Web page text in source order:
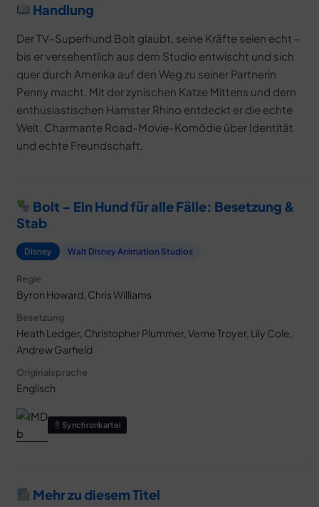
Handlung
Der TV-Superhund Bolt glaubt, seine Kräfte seien echt –
bis er versehentlich aus dem Studio entwischt und sich
quer durch Amerika auf den Weg zu seiner Partnerin
Penny macht. Mit der zynischen Katze Mittens und dem
enthusiastischen Hamster Rhino entdeckt er die echte
Welt. Charmante Road-Movie-Komödie über Identität
und echte Freundschaft.
Bolt – Ein Hund für alle Fälle: Besetzung &
Stab
Disney Walt Disney Animation Studios
Regie
Byron Howard, Chris Williams
Besetzung
Heath Ledger, Christopher Plummer, Verne Troyer, Lily Cole,
Andrew Garfield
Originalsprache
Englisch
Synchronkartei
Mehr zu diesem Titel